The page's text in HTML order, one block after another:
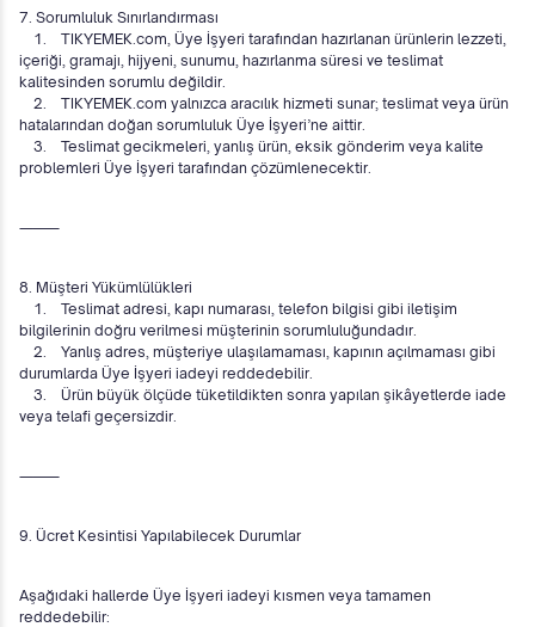
7. Sorumluluk Sınırlandırması
1. TIKYEMEK.com, Üye İşyeri tarafından hazırlanan ürünlerin lezzeti,
içeriği, gramajı, hijyeni, sunumu, hazırlanma süresi ve teslimat
kalitesinden sorumlu değildir.
2. TIKYEMEK.com yalnızca aracılık hizmeti sunar; teslimat veya ürün
hatalarından doğan sorumluluk Üye İşyeri’ne aittir.
3. Teslimat gecikmeleri, yanlış ürün, eksik gönderim veya kalite
problemleri Üye İşyeri tarafından çözümlenecektir.
⸻
8. Müşteri Yükümlülükleri
1. Teslimat adresi, kapı numarası, telefon bilgisi gibi iletişim
bilgilerinin doğru verilmesi müşterinin sorumluluğundadır.
2. Yanlış adres, müşteriye ulaşılamaması, kapının açılmaması gibi
durumlarda Üye İşyeri iadeyi reddedebilir.
3. Ürün büyük ölçüde tüketildikten sonra yapılan şikâyetlerde iade
veya telafi geçersizdir.
⸻
9. Ücret Kesintisi Yapılabilecek Durumlar
Aşağıdaki hallerde Üye İşyeri iadeyi kısmen veya tamamen
reddedebilir: